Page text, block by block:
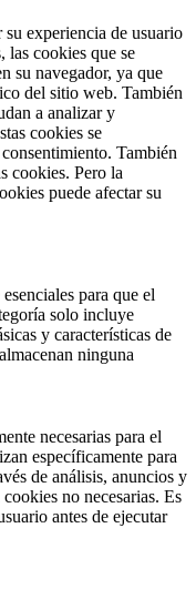
experiencia de usuario
las cookies que se
su navegador, ya que
del sitio web. También
a analizar y
cookies se
También
cookies. Pero la
puede afectar su
para que el
solo incluye
y características de
ninguna
necesarias para el
específicamente para
de análisis, anuncios y
no necesarias. Es
antes de ejecutar